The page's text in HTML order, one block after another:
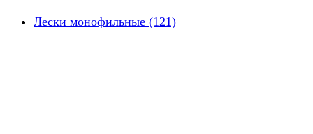
Лески монофильные (121)